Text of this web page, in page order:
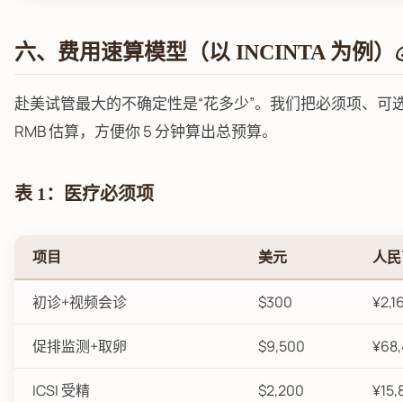
六、费用速算模型（以 INCINTA 为例）
赴美试管最大的不确定性是“花多少”。我们把必须项、
RMB 估算，方便你 5 分钟算出总预算。
表 1：医疗必须项
项目 美元 人
初诊+视频会诊 $300
促排监测+取卵 $9,500
ICSI 受精 $2,200